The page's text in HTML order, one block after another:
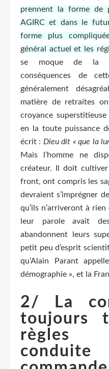
prennent la forme de
AGIRC et dans le
forme plus
général actuel et les
se moque de la
conséquences de
généralement
matière de retraites
croyance
en la toute puissance
écrit : Dieu dit « que la
Mais l’homme ne
créateur. Il doit
front, ont compris les
devraient s’imprégner
qu’ils n’arriveront à
leur parole avait
abandonnent leurs
petit peu d’esprit
qu’Alain Parant
démographie », et la
2/ La
toujours
règles